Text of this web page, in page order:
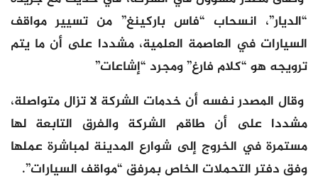
“الديار”، انسحاب “فاس باركينغ” من تسيير مواقف
السيارات في العاصمة العلمية، مشددا على أن ما يتم
ترويجه هو “كلام فارغ” ومجرد “إشاعات”
وقال المصدر نفسه أن خدمات الشركة لا تزال متواصلة،
مشددا على أن طاقم الشركة والفرق التابعة لها
مستمرة في الخروج إلى شوارع المدينة لمباشرة عملها
وفق دفتر التحملات الخاص بمرفق “مواقف السيارات”.